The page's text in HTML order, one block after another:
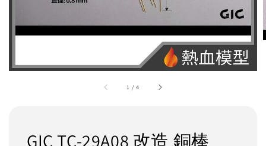
1 /4
GIC TC-29A08 改造 銅棒